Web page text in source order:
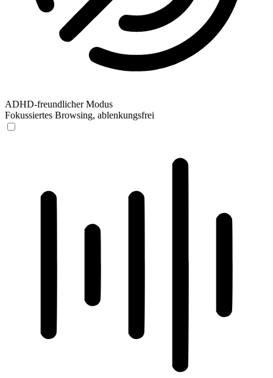
ADHD-freundlicher Modus
Fokussiertes Browsing, ablenkungsfrei